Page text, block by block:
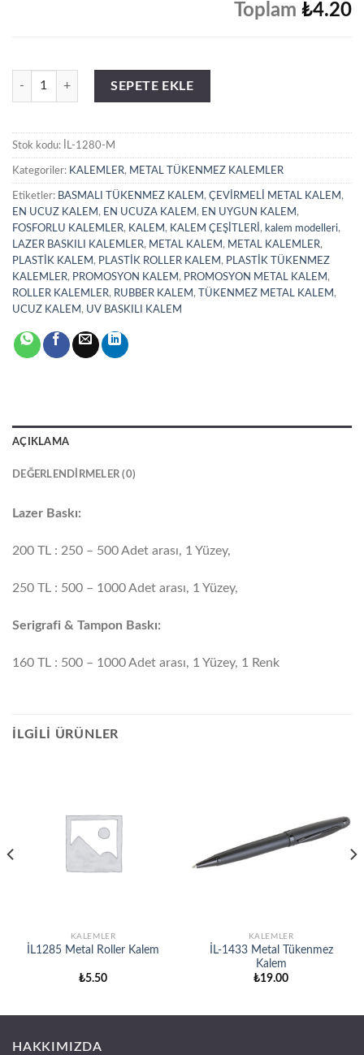
Toplam ₺4.20
İL-1280-M Metal Tükenmez Kalem adet
SEPETE EKLE
Stok kodu: İL-1280-M
Kategoriler: KALEMLER, METAL TÜKENMEZ KALEMLER
Etiketler: BASMALI TÜKENMEZ KALEM , ÇEVİRMELİ METAL KALEM ,
EN UCUZ KALEM , EN UCUZA KALEM , EN UYGUN KALEM ,
FOSFORLU KALEMLER, KALEM , KALEM ÇEŞİTLERİ , kalem modelleri,
LAZER BASKILI KALEMLER, METAL KALEM , METAL KALEMLER,
PLASTİK KALEM , PLASTİK ROLLER KALEM , PLASTİK TÜKENMEZ
KALEMLER, PROMOSYON KALEM , PROMOSYON METAL KALEM ,
ROLLER KALEMLER, RUBBER KALEM , TÜKENMEZ METAL KALEM ,
UCUZ KALEM , UV BASKILI KALEM
AÇIKLAMA
DEĞERLENDIRMELER (0)
Lazer Baskı:
200 TL : 250 – 500 Adet arası, 1 Yüzey,
250 TL : 500 – 1000 Adet arası, 1 Yüzey,
Serigrafi & Tampon Baskı:
160 TL : 500 – 1000 Adet arası, 1 Yüzey, 1 Renk
İLGILI ÜRÜNLER
KALEMLER
İL1285 Metal Roller Kalem
₺5.50
KALEMLER
İL-1433 Metal Tükenmez
Kalem
₺19.00
HAKKIMIZDA